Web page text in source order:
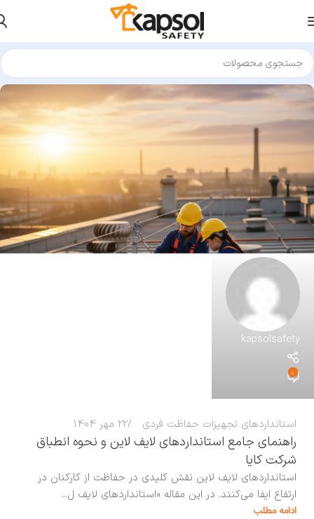
kapsolsafety
0
استانداردهای تجهیزات حفاظت فردی 22 مهر 1404
راهنمای جامع استانداردهای لایف لاین و نحوه انطباق
شرکت کایا
استانداردهای لایف لاین نقش کلیدی در حفاظت از کارکنان در
ارتفاع ایفا می‌کنند. در این مقاله «استانداردهای لایف ل...
ادامه مطلب